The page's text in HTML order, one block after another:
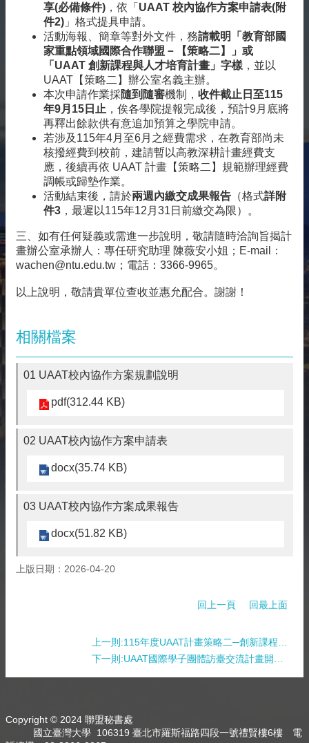
們
獲
徵
通
知
享(必備條件) ，依「 UAAT 校內協作方案申請表(附
件2) 」格式提具申請。
活動海報、簡章等對外文件，務請載明「教育部國
家重點領域國際合作聯盟－【策略二】」或
「UAAT 創新課程與人才培育計畫」字樣 ，並以
UAAT【策略二】辦公室名義主辦。
本次申請作業採隨到隨審機制， 收件截止日至115
年9月15日止 ，俟各學院提報完成後，預計9月底將
再釋出餘款供有意追加預算之學院申請。
若涉及115年4月至6月之經費需求，在教育部尚未
核撥經費到校前，建請暫以高教深耕計畫經費支
應，後續再依 UAAT 計畫【策略二】規範辦理經費
調帳或歸墊作業。
活動結束後，請於兩週內繳交成果報告 （格式詳附
件3 ，最遲以115年12月31日前繳交為限）。
三、如有任何疑義或需進一步說明，敬請隨時洽詢旨揭計
畫辦公室承辦人：專任研究助理 陳薇安小姐；E-mail：
wachen@ntu.edu.tw ；電話：3366-9965。
以上說明，敬請貴單位查收並惠允配合。謝謝！
相關檔案
01 UAAT校內協作方案規劃說明
pdf(312.44 KB)
02 UAAT校內協作方案申請表
docx(35.74 KB)
03 UAAT校內協作方案成果報告
docx(51.82 KB)
上版日期：2026-04-20
回上一頁 回最上面
Copyright © 2024 聯盟秘書處
國立臺灣大學 106319 臺北市羅斯福路四段一號禮賢樓6樓 電